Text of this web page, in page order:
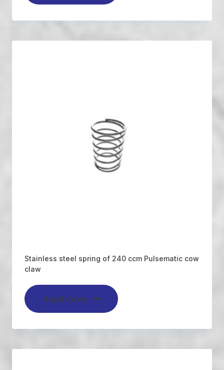
Stainless steel spring of 240 ccm Pulsematic cow
claw
Read more